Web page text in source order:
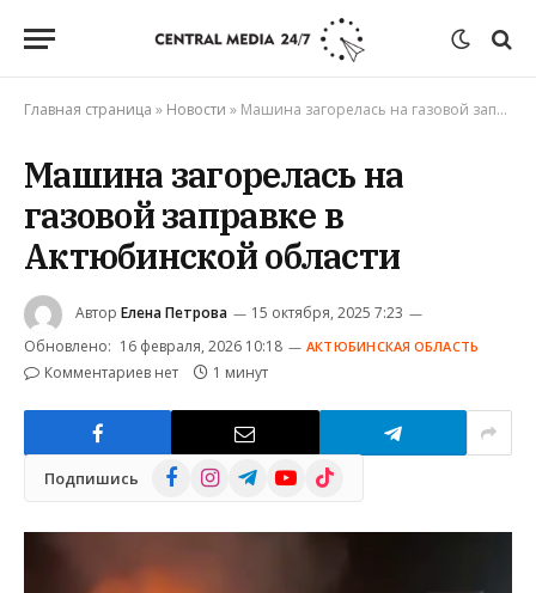
Главная страница » Новости » Машина загорелась на газовой заправке в Актюбинской области
Машина загорелась на
газовой заправке в
Актюбинской области
Автор Елена Петрова
15 октября, 2025 7:23
Обновлено: 16 февраля, 2026 10:18 АКТЮБИНСКАЯ ОБЛАСТЬ
Комментариев нет 1 минут
Подпишись FacebookInstagramTelegramYouTube
TikTok